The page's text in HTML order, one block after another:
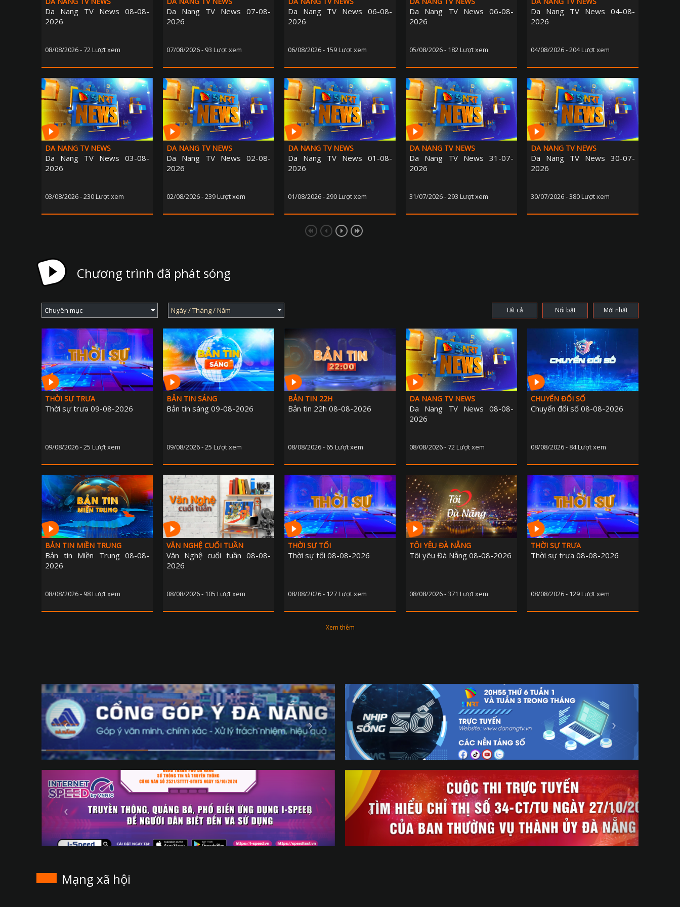
Da Nang TV News 08-08-
2026
08/08/2026 - 72 Lượt xem
Da Nang TV News 07-08-
2026
07/08/2026 - 93 Lượt xem
Da Nang TV News 06-08-
2026
06/08/2026 - 159 Lượt xem
Da Nang TV News 06-08-
2026
05/08/2026 - 182 Lượt xem
Da Nang TV News 04-08-
2026
04/08/2026 - 204 Lượt xem
DA NANG TV NEWS
Da Nang TV News 03-08-
2026
03/08/2026 - 230 Lượt xem
DA NANG TV NEWS
Da Nang TV News 02-08-
2026
02/08/2026 - 239 Lượt xem
DA NANG TV NEWS
Da Nang TV News 01-08-
2026
01/08/2026 - 290 Lượt xem
DA NANG TV NEWS
Da Nang TV News 31-07-
2026
31/07/2026 - 293 Lượt xem
DA NANG TV NEWS
Da Nang TV News 30-07-
2026
30/07/2026 - 380 Lượt xem
Chương trình đã phát sóng
Mới nhất
Nổi bật
Tất cả
THỜI SỰ TRƯA
Thời sự trưa 09-08-2026
09/08/2026 - 25 Lượt xem
BẢN TIN SÁNG
Bản tin sáng 09-08-2026
09/08/2026 - 25 Lượt xem
BẢN TIN 22H
Bản tin 22h 08-08-2026
08/08/2026 - 65 Lượt xem
DA NANG TV NEWS
Da Nang TV News 08-08-
2026
08/08/2026 - 72 Lượt xem
CHUYỂN ĐỔI SỐ
Chuyển đổi số 08-08-2026
08/08/2026 - 84 Lượt xem
BẢN TIN MIỀN TRUNG
Bản tin Miền Trung 08-08-
2026
08/08/2026 - 98 Lượt xem
VĂN NGHỆ CUỐI TUẦN
Văn Nghệ cuối tuần 08-08-
2026
08/08/2026 - 105 Lượt xem
THỜI SỰ TỐI
Thời sự tối 08-08-2026
08/08/2026 - 127 Lượt xem
TÔI YÊU ĐÀ NẴNG
Tôi yêu Đà Nẵng 08-08-2026
08/08/2026 - 371 Lượt xem
THỜI SỰ TRƯA
Thời sự trưa 08-08-2026
08/08/2026 - 129 Lượt xem
Xem thêm
Mạng xã hội